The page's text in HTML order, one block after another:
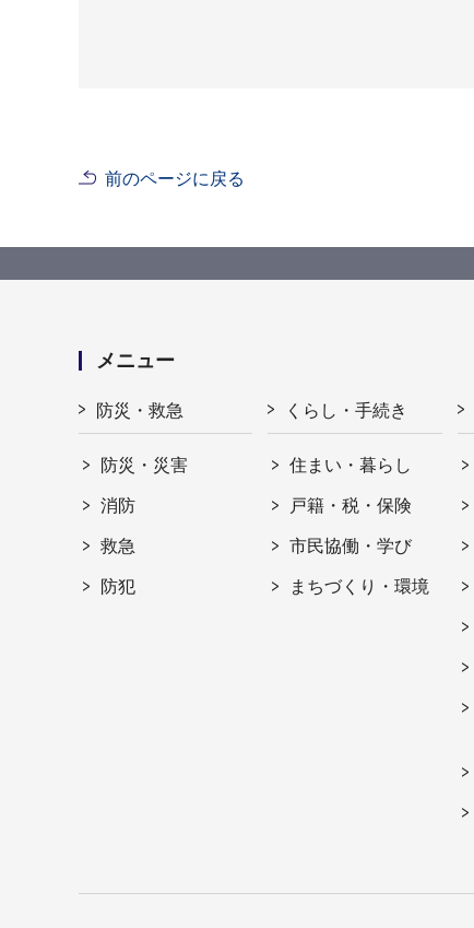
前のページに戻る
メニュー
防災・救急
防災・災害
消防
救急
防犯
くらし・手続き
住まい・暮らし
戸籍・税・保険
市民協働・学び
まちづくり・環境